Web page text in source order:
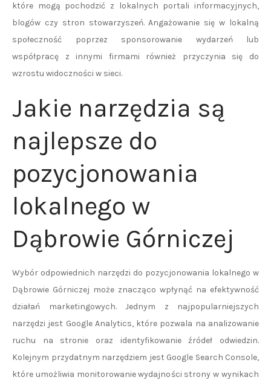
które mogą pochodzić z lokalnych portali informacyjnych,
blogów czy stron stowarzyszeń. Angażowanie się w lokalną
społeczność poprzez sponsorowanie wydarzeń lub
współpracę z innymi firmami również przyczynia się do
wzrostu widoczności w sieci.
Jakie narzędzia są
najlepsze do
pozycjonowania
lokalnego w
Dąbrowie Górniczej
Wybór odpowiednich narzędzi do pozycjonowania lokalnego w
Dąbrowie Górniczej może znacząco wpłynąć na efektywność
działań marketingowych. Jednym z najpopularniejszych
narzędzi jest Google Analytics, które pozwala na analizowanie
ruchu na stronie oraz identyfikowanie źródeł odwiedzin.
Kolejnym przydatnym narzędziem jest Google Search Console,
które umożliwia monitorowanie wydajności strony w wynikach